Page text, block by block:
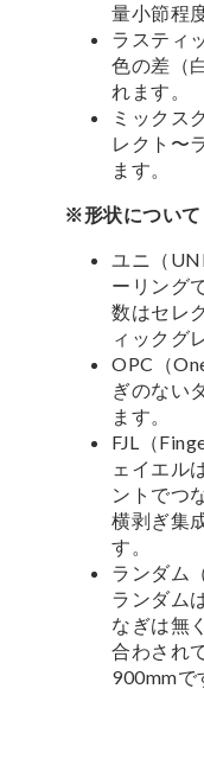
量小節程
ラスティ
色の差（
れます。
ミックス
レクト〜
ます。
※形状について
ユニ（
ーリング
数はセレ
ィックグ
OPC（
ぎのない
ます。
FJL（
ェイエル
ントでつ
横剥ぎ集
す。
ランダム
ランダム
なぎは無
合わされ
900mmで